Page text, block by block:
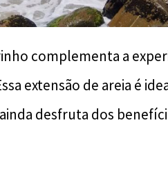
complementa a
extensão de areia é
desfruta dos